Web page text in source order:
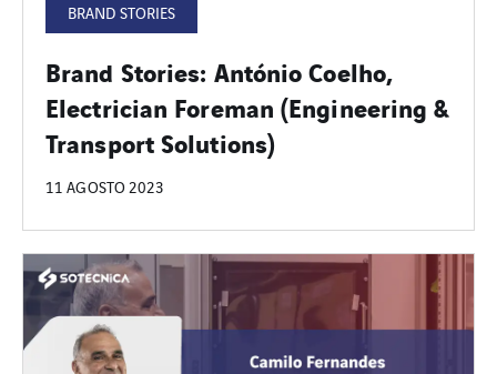
BRAND STORIES
Brand Stories: António Coelho,
Electrician Foreman (Engineering &
Transport Solutions)
11 AGOSTO 2023